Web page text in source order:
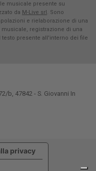
musicale presente su
da M-Live srl . Sono
e rielaborazione di una
registrazione di una
presente all'interno dei file
b, 47842 - S. Giovanni In
privacy